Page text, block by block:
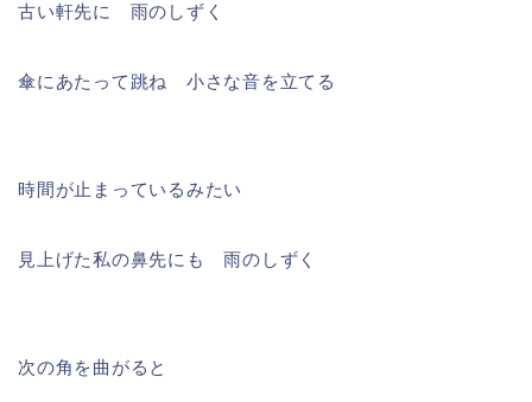
古い軒先に 雨のしずく
傘にあたって跳ね 小さな音を立てる
時間が止まっているみたい
見上げた私の鼻先にも 雨のしずく
次の角を曲がると